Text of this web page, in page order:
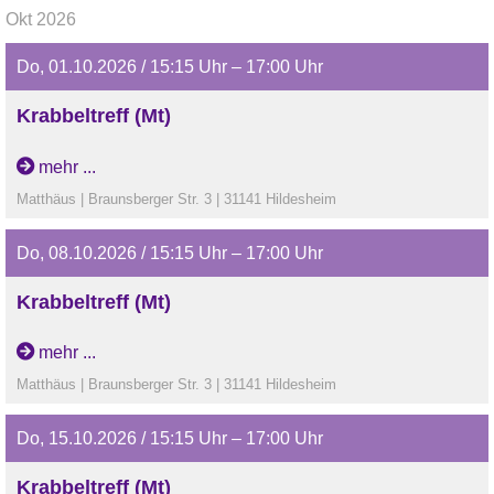
mit!
Die Teilnahme ist kostenlos (aber die Gemeinde freut sich
über eine Spende, um die Heizkosten zu decken).
Okt 2026
Do, 01.10.2026 / 15:15 Uhr – 17:00 Uhr
Krabbeltreff (Mt)
Für Kinder von 0 -3 Jahren mit ihren Bezugspersonen
Austausch, spielen, singen, beobachten
Bringt gerne Kekse / Fingerfood und Spielzeug zum Teilen
mit!
Die Teilnahme ist kostenlos (aber die Gemeinde freut sich
mehr ...
Matthäus | Braunsberger Str. 3 | 31141 Hildesheim
Do, 08.10.2026 / 15:15 Uhr – 17:00 Uhr
Krabbeltreff (Mt)
Für Kinder von 0 -3 Jahren mit ihren Bezugspersonen
Austausch, spielen, singen, beobachten
Bringt gerne Kekse / Fingerfood und Spielzeug zum Teilen
mit!
mehr ...
Matthäus | Braunsberger Str. 3 | 31141 Hildesheim
Do, 15.10.2026 / 15:15 Uhr – 17:00 Uhr
Krabbeltreff (Mt)